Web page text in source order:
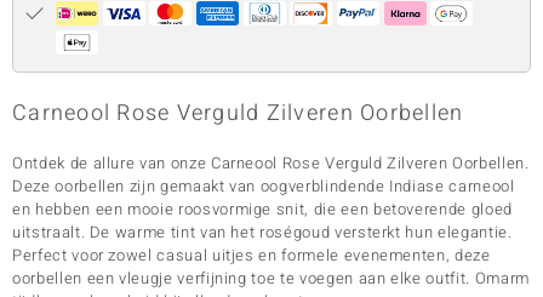
Carneool Rose Verguld Zilveren Oorbellen
Ontdek de allure van onze Carneool Rose Verguld Zilveren Oorbellen.
Deze oorbellen zijn gemaakt van oogverblindende Indiase carneool
en hebben een mooie roosvormige snit, die een betoverende gloed
uitstraalt. De warme tint van het roségoud versterkt hun elegantie.
Perfect voor zowel casual uitjes en formele evenementen, deze
oorbellen een vleugje verfijning toe te voegen aan elke outfit. Omarm